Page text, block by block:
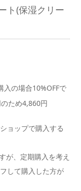
ト(保湿クリー
の場合10%OFFで
ため4,860円
ョップで購入する
が、定期購入を考え
して購入した方が